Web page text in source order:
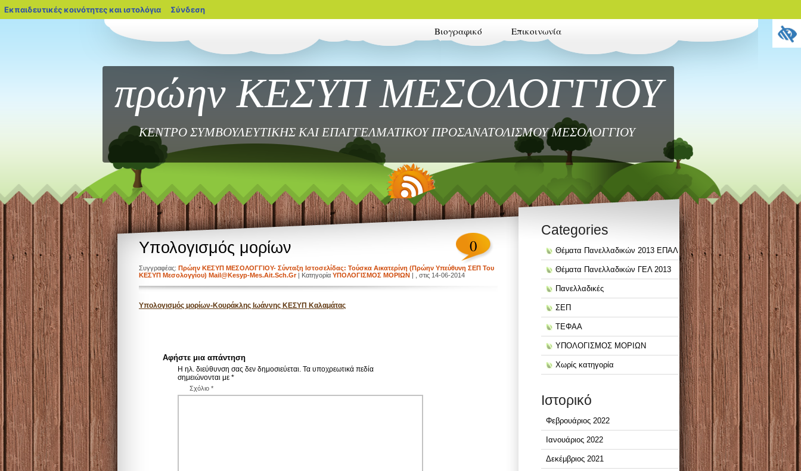
Εκπαιδευτικές κοινότητες και ιστολόγια blogs.sch.gr
Σύνδεση
Βιογραφικό Επικοινωνία
πρώην ΚΕΣΥΠ ΜΕΣΟΛΟΓΓΙΟΥ
ΚΕΝΤΡΟ ΣΥΜΒΟΥΛΕΥΤΙΚΗΣ ΚΑΙ ΕΠΑΓΓΕΛΜΑΤΙΚΟΥ ΠΡΟΣΑΝΑΤΟΛΙΣΜΟΥ ΜΕΣΟΛΟΓΓΙΟΥ
Υπολογισμός μορίων 0
Συγγραφέας: Πρώην ΚΕΣΥΠ ΜΕΣΟΛΟΓΓΙΟΥ- Σύνταξη Ιστοσελίδας: Τούσκα Αικατερίνη (πρώην Υπεύθυνη ΣΕΠ Του
ΚΕΣΥΠ Μεσολογγίου) Mail@kesyp-Mes.ait.sch.gr| Κατηγορία ΥΠΟΛΟΓΙΣΜΟΣ ΜΟΡΙΩΝ | , στις 14-06-2014
Υπολογισμός μορίων-Κουράκλης Ιωάννης ΚΕΣΥΠ Καλαμάτας
Αφήστε μια απάντηση
Η ηλ. διεύθυνση σας δεν δημοσιεύεται. Τα υποχρεωτικά πεδία
σημειώνονται με *
Σχόλιο *
Categories
Θέματα Πανελλαδικών 2013 ΕΠΑΛ
Θέματα Πανελλαδικών ΓΕΛ 2013
Πανελλαδικές
ΣΕΠ
ΤΕΦΑΑ
ΥΠΟΛΟΓΙΣΜΟΣ ΜΟΡΙΩΝ
Χωρίς κατηγορία
Ιστορικό
Φεβρουάριος 2022
Ιανουάριος 2022
Δεκέμβριος 2021